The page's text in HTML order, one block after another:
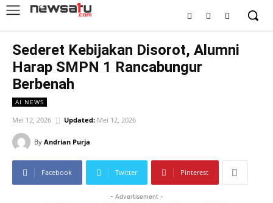
Sederet Kebijakan Disorot, Alumni
Harap SMPN 1 Rancabungur
Berbenah
AI NEWS
Mei 12, 2026 Updated: Mei 12, 2026
By Andrian Purja
Facebook Twitter Pinterest
- Advertisement -